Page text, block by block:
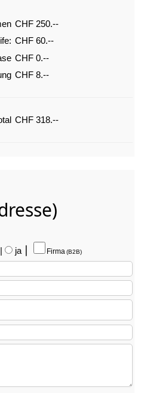
CHF 250.--
CHF 60.--
CHF 0.--
CHF 8.--
CHF 318.--
| ja Firma(B2B)